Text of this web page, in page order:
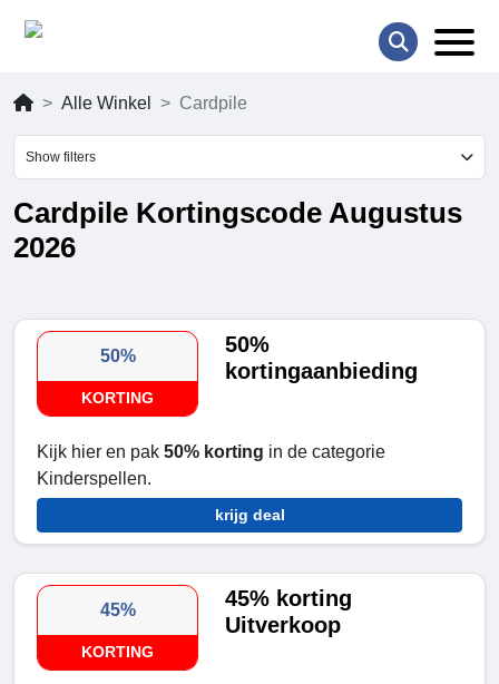
Alle Winkel Cardpile
Show filters
Cardpile Kortingscode Augustus
2026
50%
KORTING
50%
kortingaanbieding
Kijk hier en pak 50% korting in de categorie
Kinderspellen.
krijg deal
45%
KORTING
45% korting
Uitverkoop